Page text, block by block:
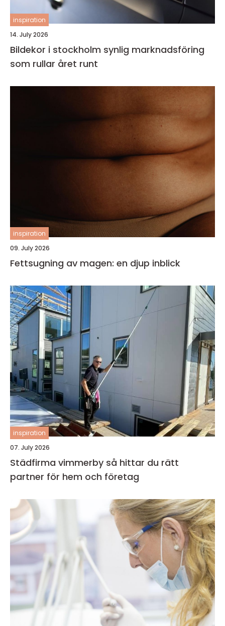
inspiration
14. July 2026
Bildekor i stockholm synlig marknadsföring
som rullar året runt
inspiration
09. July 2026
Fettsugning av magen: en djup inblick
inspiration
07. July 2026
Städfirma vimmerby så hittar du rätt
partner för hem och företag